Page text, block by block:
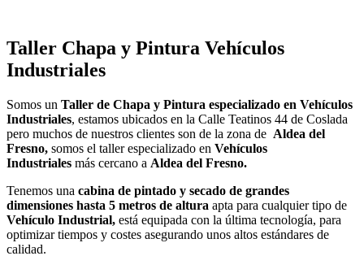
Taller Chapa y Pintura Vehículos
Industriales
Somos un Taller de Chapa y Pintura especializado en Vehículos
Industriales, estamos ubicados en la Calle Teatinos 44 de Coslada
pero muchos de nuestros clientes son de la zona de Aldea del
Fresno, somos el taller especializado en Vehículos
Industriales más cercano a Aldea del Fresno.
Tenemos una cabina de pintado y secado de grandes
dimensiones hasta 5 metros de altura apta para cualquier tipo de
Vehículo Industrial, está equipada con la última tecnología, para
optimizar tiempos y costes asegurando unos altos estándares de
calidad.